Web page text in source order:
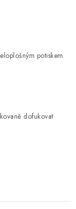
potiskem
dofukovat